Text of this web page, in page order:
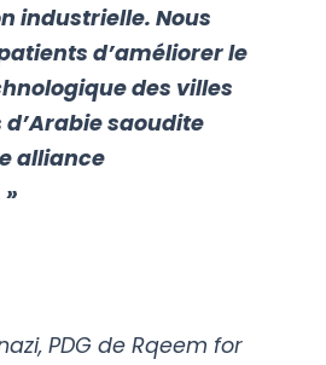
industrielle. Nous
d’améliorer le
des villes
saoudite
alliance
PDG de Rqeem for